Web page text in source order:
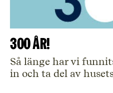
300 år!
Så länge har vi
in och ta del av